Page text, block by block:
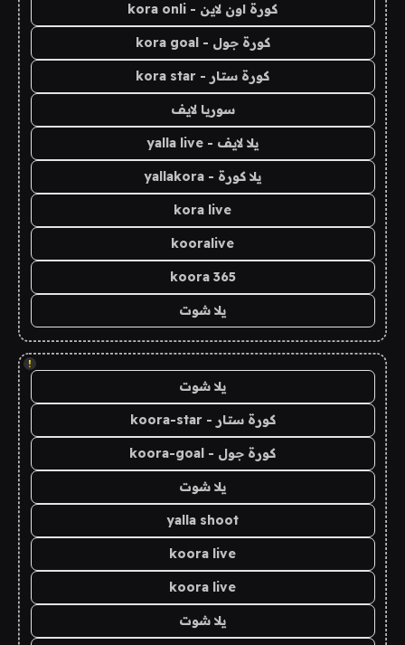
كورة اون لاين - kora onli
كورة جول - kora goal
كورة ستار - kora star
سوريا لايف
يلا لايف - yalla live
يلا كورة - yallakora
kora live
kooralive
koora 365
يلا شوت
!
يلا شوت
كورة ستار - koora-star
كورة جول - koora-goal
يلا شوت
yalla shoot
koora live
koora live
يلا شوت